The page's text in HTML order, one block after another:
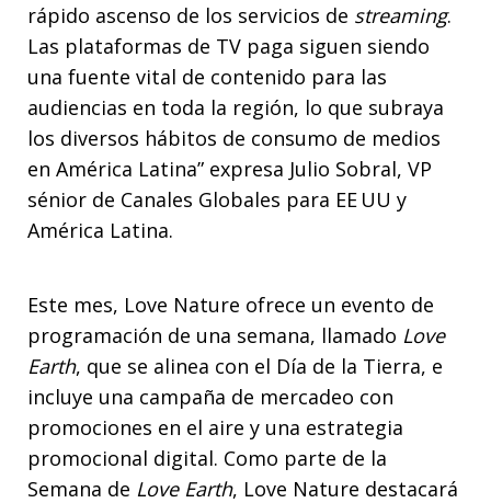
rápido ascenso de los servicios de streaming.
Las plataformas de TV paga siguen siendo
una fuente vital de contenido para las
audiencias en toda la región, lo que subraya
los diversos hábitos de consumo de medios
en América Latina” expresa Julio Sobral, VP
sénior de Canales Globales para EE UU y
América Latina.
Este mes, Love Nature ofrece un evento de
programación de una semana, llamado Love
Earth, que se alinea con el Día de la Tierra, e
incluye una campaña de mercadeo con
promociones en el aire y una estrategia
promocional digital. Como parte de la
Semana de Love Earth, Love Nature destacará